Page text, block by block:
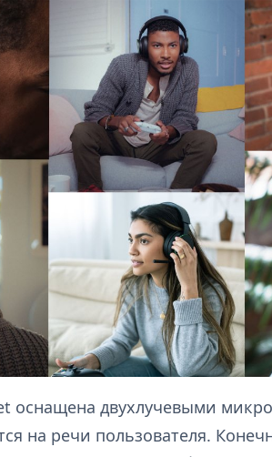
оснащена двухлучевыми
на речи пользователя.